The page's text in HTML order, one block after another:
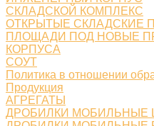
СКЛАДСКОЙ КОМПЛЕКС
ОТКРЫТЫЕ СКЛАДСКИЕ
ПЛОЩАДИ ПОД НОВЫЕ
КОРПУСА
СОУТ
Политика в отношении
Продукция
АГРЕГАТЫ
ДРОБИЛКИ МОБИЛЬНЫЕ